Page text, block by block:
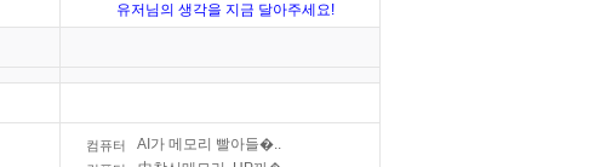
유저님의 생각을 지금 달아주세요!
컴퓨터 AI가 메모리 빨아들�..